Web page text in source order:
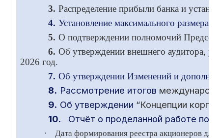
3. Распределение прибыли банка и
4. Установление максимального размера
5. О подтверждении полномочий
6. Об утверждении внешнего аудитора,
2026 год.
7. Об утверждении Изменений и
8. Рассмотрение итогов
9. Об утверждении “Концепции
10.
Отчёт о проделанной работе по
·
Дата формирования реестра акционеров